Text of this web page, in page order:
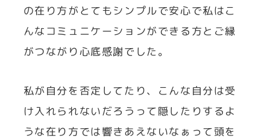
の在り方がとてもシンプルで安心で私はこ
んなコミュニケーションができる方とご縁
がつながり心底感謝でした。
私が自分を否定してたり、こんな自分は受
け入れられないだろうって隠したりするよ
うな在り方では響きあえないなぁって頭を